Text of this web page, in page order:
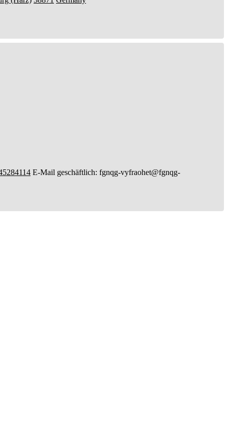
E-Mail geschäftlich: fgnqg-vyfraohet@fgnqg-